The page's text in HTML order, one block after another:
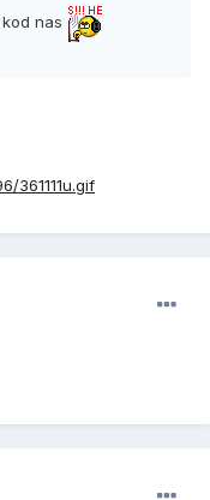
nas
361111u.gif